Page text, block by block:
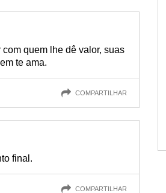
quem lhe dê valor, suas
te ama.
COMPARTILHAR
final.
COMPARTILHAR